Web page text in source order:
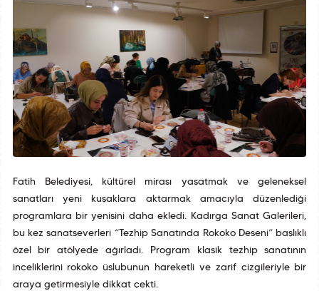
Fatih Belediyesi, kültürel mirası yaşatmak ve geleneksel
sanatları yeni kuşaklara aktarmak amacıyla düzenlediği
programlara bir yenisini daha ekledi. Kadırga Sanat Galerileri,
bu kez sanatseverleri “Tezhip Sanatında Rokoko Deseni” başlıklı
özel bir atölyede ağırladı. Program klasik tezhip sanatının
inceliklerini rokoko üslubunun hareketli ve zarif çizgileriyle bir
araya getirmesiyle dikkat çekti.